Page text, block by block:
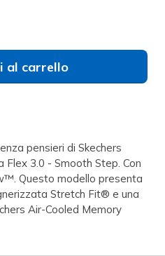
al carrello
pensieri di Skechers
3.0 - Smooth Step. Con
Questo modello presenta
Stretch Fit® e una
Air-Cooled Memory